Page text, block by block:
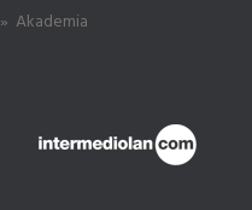
» Akademia